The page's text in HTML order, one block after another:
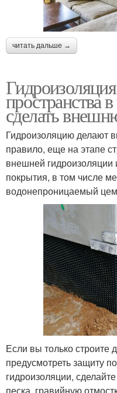
читать дальше →
пространства
сделать
Гидроизоляцию делают
правило, еще на этапе
внешней
покрытия, в том числе
водонепроницаемый
Если вы только строите
предусмотреть защиту
гидроизоляции,
песка, гравийную